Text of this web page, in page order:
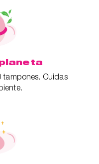
tampones. Cuidas